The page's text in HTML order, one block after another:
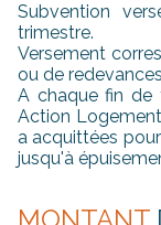
Subvention
trimestre.
Versement
ou de
A chaque fin de
Action
a acquittées
jusqu'à